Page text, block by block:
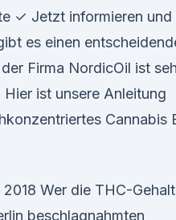
✓ Jetzt informieren und
es einen
Firma NordicOil ist
ist unsere Anleitung
Cannabis
Wer die THC-
beschlagnahmten